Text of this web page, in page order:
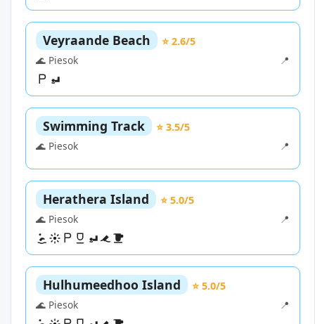
Veyraande Beach
⭐ 2.6/5
🌊 Piesok
📍
Swimming Track
⭐ 3.5/5
🌊 Piesok
📍
Herathera Island
⭐ 5.0/5
🌊 Piesok
📍
Hulhumeedhoo Island
⭐ 5.0/5
🌊 Piesok
📍